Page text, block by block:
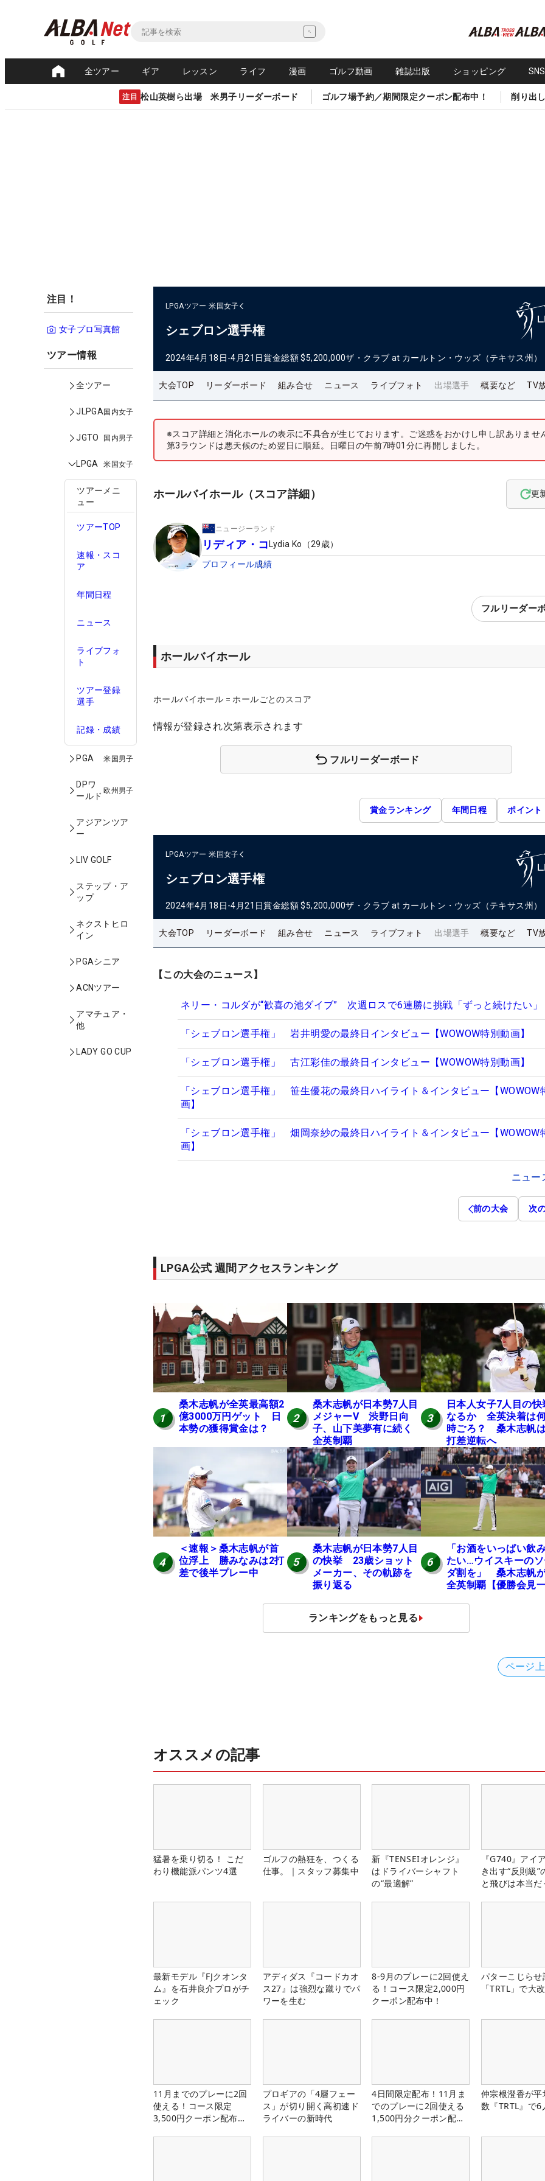
全ツアー ギア レッスン ライフ 漫画 ゴルフ動画 雑誌出版 ショッピング
注目 松山英樹ら出場 米男子リーダーボード ゴルフ場予約／期間限定クーポン配布中！ 削り出
注目！
女子プロ写真館
ツアー情報
全ツアー
JLPGA国内女子
JGTO 国内男子
LPGA 米国女子
ツアーメニ
ュー
ツアーTOP
速報・スコ
ア
年間日程
ニュース
ライブフォ
ト
ツアー登録
選手
記録・成績
PGA 米国男子
DPワ
ールド
欧州男子
アジアンツア
ー
LIV GOLF
ステップ・ア
ップ
ネクストヒロ
イン
PGAシニア
ACNツアー
アマチュア・
他
LADY GO CUP
LPGAツアー 米国女子
シェブロン選手権
2024年4月18日-4月21日賞金総額 $5,200,000ザ・クラブ at カールトン・ウッズ（テキサス州）
大会TOP リーダーボード 組み合せ ニュース ライブフォト 出場選手 概要など TV
※スコア詳細と消化ホールの表示に不具合が生じております。ご迷惑をおかけし申し訳ありませ
第3ラウンドは悪天候のため翌日に順延。日曜日の午前7時01分に再開しました。
ホールバイホール（スコア詳細） 更
ニュージーランド
リディア・コLydia Ko （29歳）
プロフィール成績
フルリーダー
ホールバイホール
ホールバイホール = ホールごとのスコア
情報が登録され次第表示されます
フルリーダーボード
賞金ランキング 年間日程 ポイント
LPGAツアー 米国女子
シェブロン選手権
2024年4月18日-4月21日賞金総額 $5,200,000ザ・クラブ at カールトン・ウッズ（テキサス州）
大会TOP リーダーボード 組み合せ ニュース ライブフォト 出場選手 概要など TV
【この大会のニュース】
ネリー・コルダが“歓喜の池ダイブ” 次週ロスで6連勝に挑戦「ずっと続けたい」
「シェブロン選手権」 岩井明愛の最終日インタビュー【WOWOW特別動画】
「シェブロン選手権」 古江彩佳の最終日インタビュー【WOWOW特別動画】
「シェブロン選手権」 笹生優花の最終日ハイライト＆インタビュー【WOWOW
画】
「シェブロン選手権」 畑岡奈紗の最終日ハイライト＆インタビュー【WOWOW
画】
ニュー
前の大会 次
LPGA公式 週間アクセスランキング
1
桑木志帆が全英最高額2
億3000万円ゲット 日
本勢の獲得賞金は？
2
桑木志帆が日本勢7人目
メジャーV 渋野日向
子、山下美夢有に続く
全英制覇
3
日本人女子7人目の快
なるか 全英決着は
時ごろ？ 桑木志帆
打差逆転へ
4
＜速報＞桑木志帆が首
位浮上 勝みなみは2打
差で後半プレー中
5
桑木志帆が日本勢7人目
の快挙 23歳ショット
メーカー、その軌跡を
振り返る
6
「お酒をいっぱい飲
たい…ウイスキーの
ダ割を」 桑木志帆
全英制覇【優勝会見
ランキングをもっと見る
ページ
オススメの記事
猛暑を乗り切る！ こだ
わり機能派パンツ4選
ゴルフの熱狂を、つくる
仕事。｜スタッフ募集中
新『TENSEIオレンジ』
はドライバーシャフト
の“最適解”
『G740』アイ
き出す“反則級”
と飛びは本当
最新モデル『FJクオンタ
ム』を石井良介プロがチ
ェック
アディダス『コードカオ
ス27』は強烈な蹴りでパ
ワーを生む
8-9月のプレーに2回使え
る！コース限定2,000円
クーポン配布中！
パターこじらせ
「TRTL」で大
11月までのプレーに2回
使える！コース限定
3,500円クーポン配布
プロギアの「4層フェー
ス」が切り開く高初速ド
ライバーの新時代
4日間限定配布！11月ま
でのプレーに2回使える
1,500円分クーポン配布
仲宗根澄香が
数『TRTL』で6